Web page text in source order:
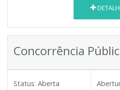
Concorrência
Status: Aberta